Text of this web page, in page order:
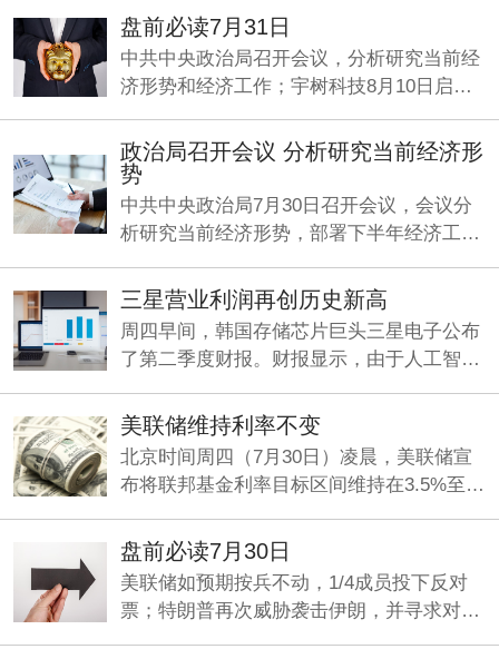
为8月10日，缴款日为8月12日。
盘前必读7月31日
中共中央政治局召开会议，分析研究当前经
济形势和经济工作；宇树科技8月10日启动
代表格里尔举行视频通话。
政治局召开会议 分析研究当前经济形
势
中共中央政治局7月30日召开会议，会议分
析研究当前经济形势，部署下半年经济工
三星营业利润再创历史新高
周四早间，韩国存储芯片巨头三星电子公布
了第二季度财报。财报显示，由于人工智能
长，公司Q2营收、利润双双大增，其中营业
利润同比暴增1814%，再创历史新高。
美联储维持利率不变
北京时间周四（7月30日）凌晨，美联储宣
布将联邦基金利率目标区间维持在3.5%至
美联储连续第五次“按兵不动”。
盘前必读7月30日
美联储如预期按兵不动，1/4成员投下反对
票；特朗普再次威胁袭击伊朗，并寻求对伊